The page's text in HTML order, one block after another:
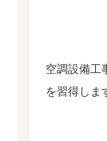
空調設備工
を習得しま